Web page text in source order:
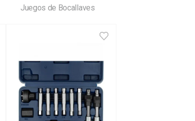
Juegos de Bocallaves